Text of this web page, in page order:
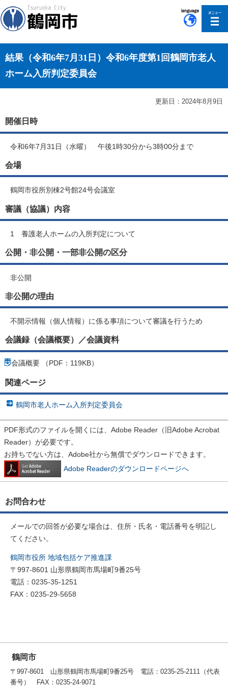
結果（令和6年7月31日）令和6年度第1回鶴岡市老人
ホーム入所判定委員会
更新日：2024年8月9日
開催日時
令和6年7月31日（水曜） 午後1時30分から3時00分まで
会場
鶴岡市役所別棟2号館24号会議室
審議（協議）内容
1 養護老人ホームの入所判定について
公開・非公開・一部非公開の区分
非公開
非公開の理由
不開示情報（個人情報）に係る事項について審議を行うため
会議録（会議概要）／会議資料
会議概要 （PDF：119KB）
関連ページ
鶴岡市老人ホーム入所判定委員会
PDF形式のファイルを開くには、Adobe Reader（旧Adobe Acrobat
Reader）が必要です。
お持ちでない方は、Adobe社から無償でダウンロードできます。
Adobe Readerのダウンロードページへ
お問合わせ
メールでの回答が必要な場合は、住所・氏名・電話番号を明記し
てください。
鶴岡市役所 地域包括ケア推進課
〒997-8601 山形県鶴岡市馬場町9番25号
電話：0235-35-1251
FAX：0235-29-5658
鶴岡市
〒997-8601 山形県鶴岡市馬場町9番25号 電話：0235-25-2111（代表
番号） FAX：0235-24-9071